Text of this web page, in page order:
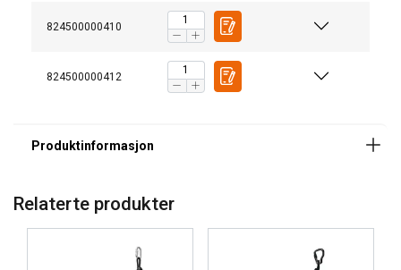
824500000410
824500000412
Materiale:
Merking:
Relaterte produkter
ENGLISH
ENGLISH TRANSLATION
This website uses cookies